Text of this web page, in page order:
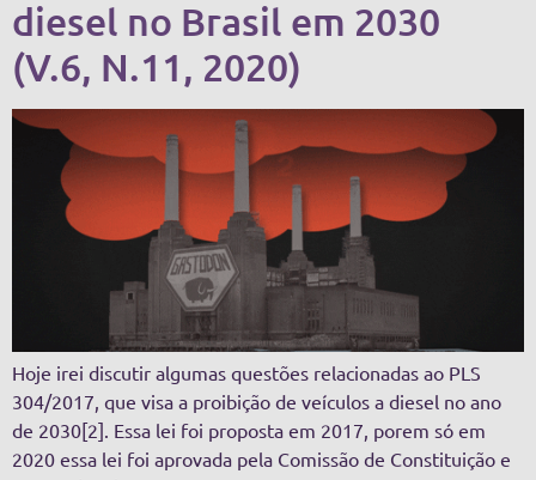
diesel no Brasil em 2030
(V.6, N.11, 2020)
Hoje irei discutir algumas questões relacionadas ao PLS
304/2017, que visa a proibição de veículos a diesel no ano
de 2030[2]. Essa lei foi proposta em 2017, porem só em
2020 essa lei foi aprovada pela Comissão de Constituição e